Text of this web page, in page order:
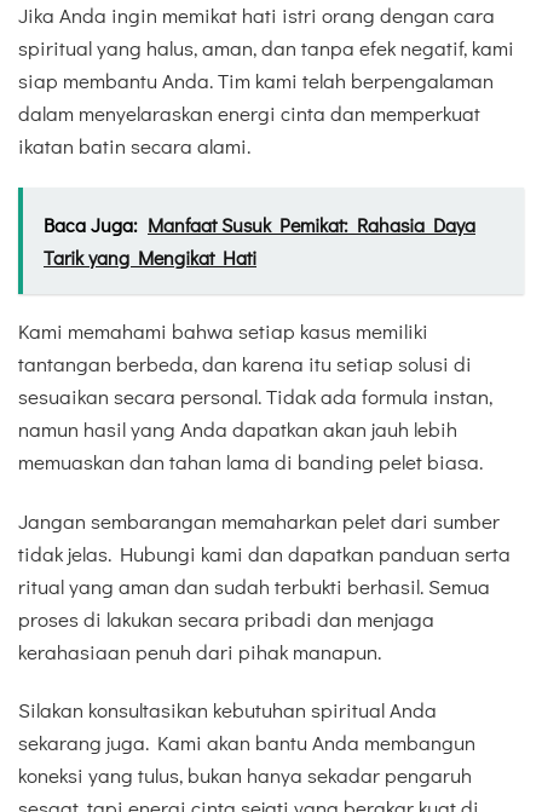
Jika Anda ingin memikat hati istri orang dengan cara
spiritual yang halus, aman, dan tanpa efek negatif, kami
siap membantu Anda. Tim kami telah berpengalaman
dalam menyelaraskan energi cinta dan memperkuat
ikatan batin secara alami.
Baca Juga: Manfaat Susuk Pemikat: Rahasia Daya
Tarik yang Mengikat Hati
Kami memahami bahwa setiap kasus memiliki
tantangan berbeda, dan karena itu setiap solusi di
sesuaikan secara personal. Tidak ada formula instan,
namun hasil yang Anda dapatkan akan jauh lebih
memuaskan dan tahan lama di banding pelet biasa.
Jangan sembarangan memaharkan pelet dari sumber
tidak jelas. Hubungi kami dan dapatkan panduan serta
ritual yang aman dan sudah terbukti berhasil. Semua
proses di lakukan secara pribadi dan menjaga
kerahasiaan penuh dari pihak manapun.
Silakan konsultasikan kebutuhan spiritual Anda
sekarang juga. Kami akan bantu Anda membangun
koneksi yang tulus, bukan hanya sekadar pengaruh